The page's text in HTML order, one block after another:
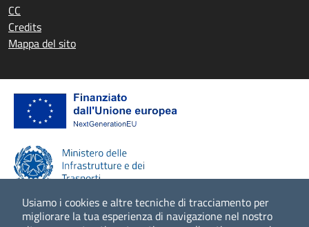
Usiamo i cookies e altre tecniche di tracciamento per
migliorare la tua esperienza di navigazione nel nostro
CC
Credits
Mappa del sito